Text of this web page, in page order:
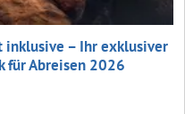
inklusive – Ihr exklusiver
für Abreisen 2026